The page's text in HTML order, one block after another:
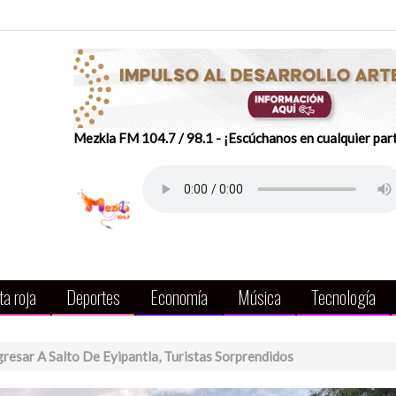
Mezkla FM 104.7 / 98.1 - ¡Escúchanos en cualquier
roja Deportes Economía Música Tecnología
A Salto De Eyipantla, Turistas Sorprendidos